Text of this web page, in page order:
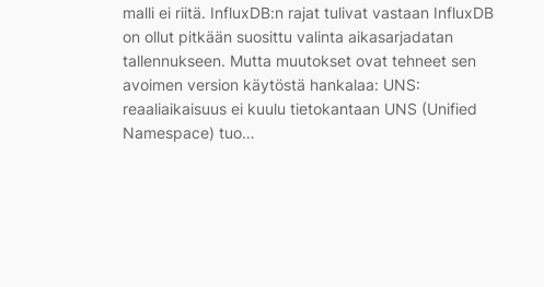
malli ei riitä. InfluxDB:n rajat tulivat vastaan InfluxDB
on ollut pitkään suosittu valinta aikasarjadatan
tallennukseen. Mutta muutokset ovat tehneet sen
avoimen version käytöstä hankalaa: UNS:
reaaliaikaisuus ei kuulu tietokantaan UNS (Unified
Namespace) tuo…